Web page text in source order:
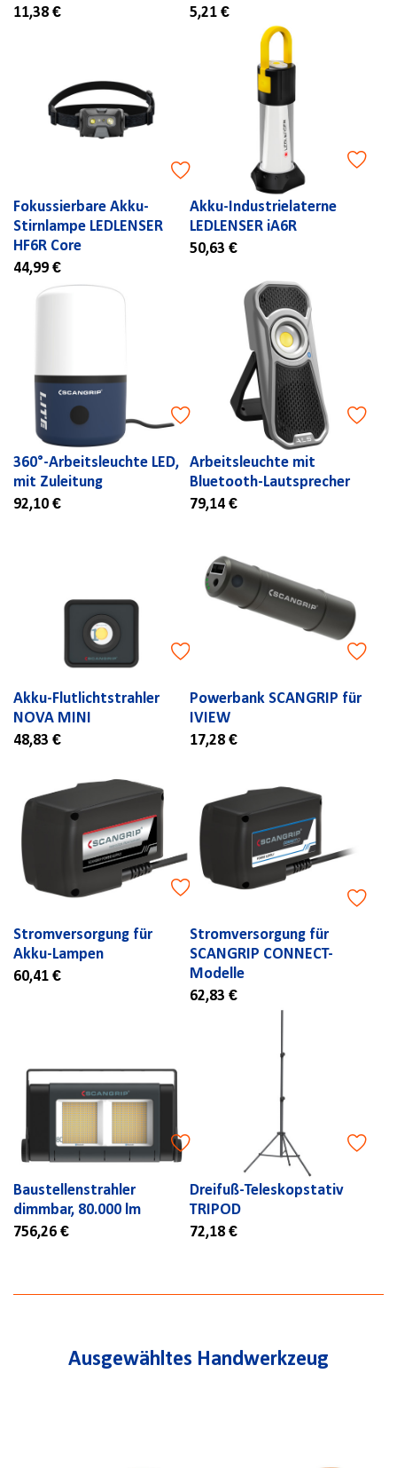
11,38 €
5,21 €
Fokussierbare Akku-
Stirnlampe LEDLENSER
HF6R Core
44,99 €
Akku-Industrielaterne
LEDLENSER iA6R
50,63 €
360°-Arbeitsleuchte LED,
mit Zuleitung
92,10 €
Arbeitsleuchte mit
Bluetooth-Lautsprecher
79,14 €
Akku-Flutlichtstrahler
NOVA MINI
48,83 €
Powerbank SCANGRIP für
IVIEW
17,28 €
Stromversorgung für
Akku-Lampen
60,41 €
Stromversorgung für
SCANGRIP CONNECT-
Modelle
62,83 €
Baustellenstrahler
dimmbar, 80.000 lm
756,26 €
Dreifuß-Teleskopstativ
TRIPOD
72,18 €
Ausgewähltes Handwerkzeug